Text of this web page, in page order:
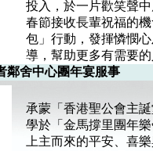
投入，於一片歡笑聲
春節接收長輩祝福的
包」行動，發揮憐憫
導，幫助更多有需要
鄰舍中心團年宴服事
承蒙「香港聖公會主
學於「金馬撐里團年
上主而來的平安、喜